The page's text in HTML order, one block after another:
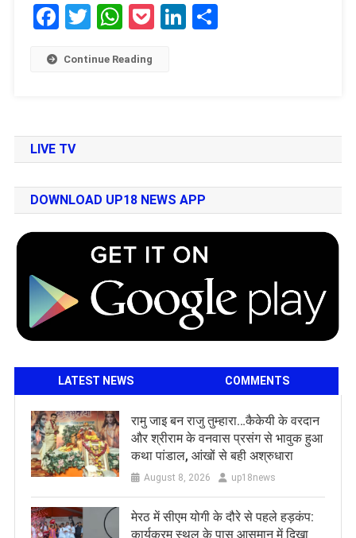
Facebook
Twitter
WhatsApp
PocketLinkedIn
Share
Continue Reading
LIVE TV
DOWNLOAD UP18 NEWS APP
LATEST NEWS COMMENTS
रामु जाइ बन राजु तुम्हारा…कैकेयी के वरदान
और श्रीराम के वनवास प्रसंग से भावुक हुआ
कथा पांडाल, आंखों से बही अश्रुधारा
August 8, 2026 up18news
मेरठ में सीएम योगी के दौरे से पहले हड़कंप:
कार्यक्रम स्थल के पास आसमान में दिखा